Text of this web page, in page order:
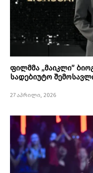
ფილმმა „მაიკლი”
სადებიუტო
27 აპრილი, 2026